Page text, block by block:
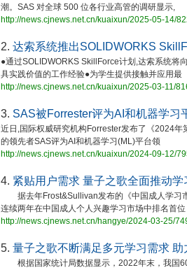
潮。SAS 对全球 500 位各行业高管的调研显示,
http://news.cjnews.net.cn/kuaixun/2025-05-14/
2. 达索系统推出SOLIDWORKS
●通过SOLIDWORKS SkillForce计划,达索系统将
具实践价值的工作经验●为学生提供接触并应用最
http://news.cjnews.net.cn/kuaixun/2025-03-11/
3. SAS被Forrester评为AI和机器学习
近日,国际权威研究机构Forrester发布了《2024
的领先者SAS评为AI和机器学习(ML)平台领
http://news.cjnews.net.cn/kuaixun/2024-09-12/
4. 紧贴用户需求 量子之歌全面推动
据去年Frost&Sullivan发布的《中国成人学习
连续两年在中国成人个人兴趣学习市场中排名首位
http://news.cjnews.net.cn/hangye/2024-03-25/
5. 量子之歌不断满足多元学习需求
根据国家统计局数据显示，2022年末，我国